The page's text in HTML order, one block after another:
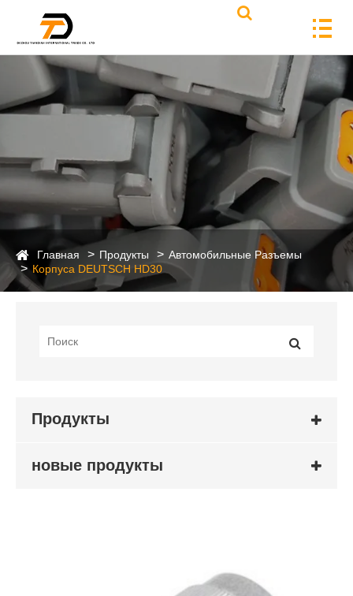
Главная Продукты
Автомобильные Разъемы
Корпуса DEUTSCH HD30
Продукты
новые продукты